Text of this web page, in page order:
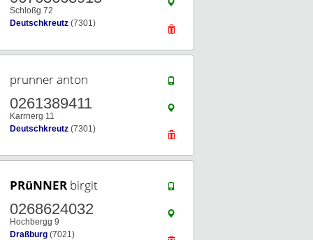
Schloßg 72
Deutschkreutz (7301)
prunner anton
0261389411
Karrnerg 11
Deutschkreutz (7301)
PRüNNER birgit
0268624032
Hochbergg 9
Draßburg (7021)